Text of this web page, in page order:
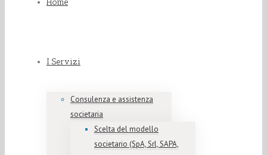
Home
I Servizi
Consulenza e assistenza
societaria
Scelta del modello
societario (SpA, Srl, SAPA,